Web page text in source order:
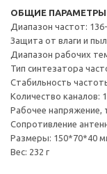
ОБЩИЕ ПАРАМЕТРЫ
Диапазон частот:
Защита от влаги и
Диапазон рабочих
Тип синтезатора
Стабильность
Количество каналов:
Рабочее напряжение,
Сопротивление
Размеры: 150*70*40
Вес: 232 г